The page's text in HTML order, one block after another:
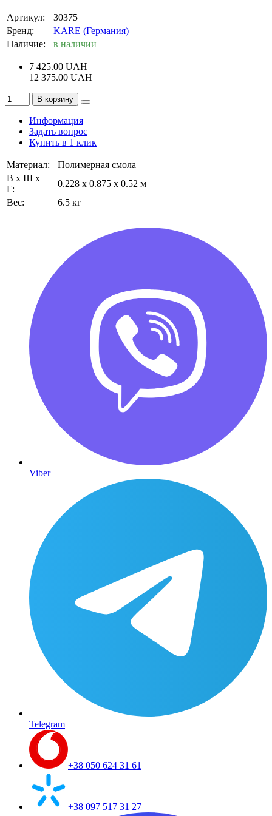
Артикул:
30375
Бренд:
KARE (Германия)
Наличие:
в наличии
7 425.00 UAH
12 375.00UAH
В корзину
Информация
Задать вопрос
Купить в 1 клик
Материал:
Полимерная смола
В х Ш х
Г:
0.228 x 0.875 x 0.52 м
Вес:
6.5 кг
Viber
Telegram
+38 050 624 31 61
+38 097 517 31 27